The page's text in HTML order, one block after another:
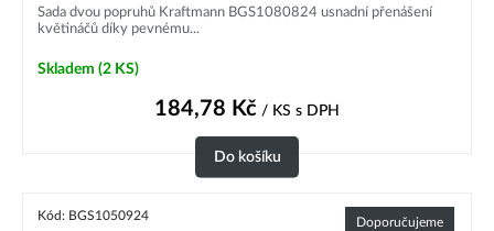
Sada dvou popruhů Kraftmann BGS1080824 usnadní přenášení
květináčů díky pevnému...
Skladem (2 KS)
184,78 Kč / KS s DPH
Do košíku
Kód: BGS1050924 Doporučujeme